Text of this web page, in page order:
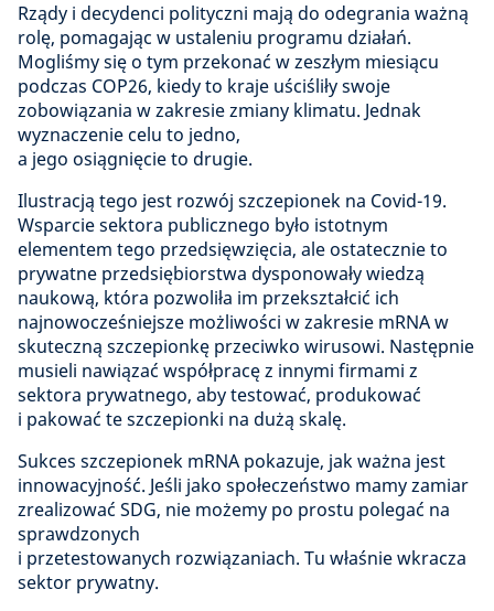
Rządy i decydenci polityczni mają do odegrania ważną
rolę, pomagając w ustaleniu programu działań.
Mogliśmy się o tym przekonać w zeszłym miesiącu
podczas COP26, kiedy to kraje uściśliły swoje
zobowiązania w zakresie zmiany klimatu. Jednak
wyznaczenie celu to jedno,
a jego osiągnięcie to drugie.
Ilustracją tego jest rozwój szczepionek na Covid-19.
Wsparcie sektora publicznego było istotnym
elementem tego przedsięwzięcia, ale ostatecznie to
prywatne przedsiębiorstwa dysponowały wiedzą
naukową, która pozwoliła im przekształcić ich
najnowocześniejsze możliwości w zakresie mRNA w
skuteczną szczepionkę przeciwko wirusowi. Następnie
musieli nawiązać współpracę z innymi firmami z
sektora prywatnego, aby testować, produkować
i pakować te szczepionki na dużą skalę.
Sukces szczepionek mRNA pokazuje, jak ważna jest
innowacyjność. Jeśli jako społeczeństwo mamy zamiar
zrealizować SDG, nie możemy po prostu polegać na
sprawdzonych
i przetestowanych rozwiązaniach. Tu właśnie wkracza
sektor prywatny.